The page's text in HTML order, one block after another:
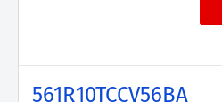
561R10TCCV56BA